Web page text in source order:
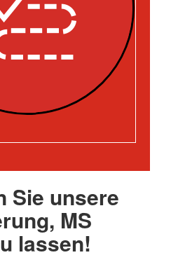
Sie unsere
MS
lassen!